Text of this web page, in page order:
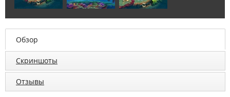
Обзор
Скриншоты
Отзывы